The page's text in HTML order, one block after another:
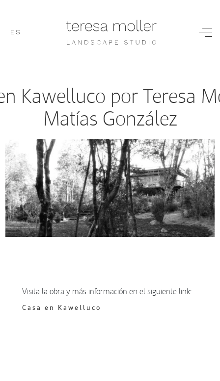
ES
Kawelluco por Teresa
Matías González
Visita la obra y más información en el siguiente link:
Casa en Kawelluco